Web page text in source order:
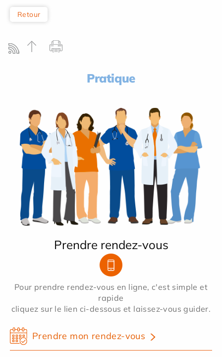
Retour
Pratique
Prendre rendez-vous
Pour prendre rendez-vous en ligne, c'est simple et
rapide
cliquez sur le lien ci-dessous et laissez-vous guider.
Prendre mon rendez-vous